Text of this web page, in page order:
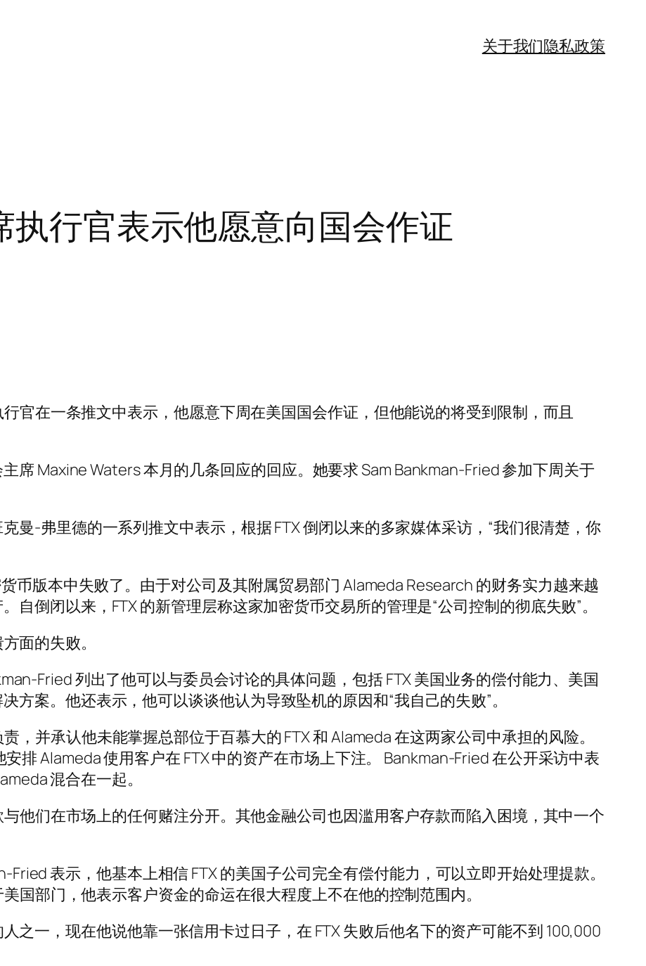
关于我们隐私政策
执行官表示他愿意向国会作证
官在一条推文中表示，他愿意下周在美国国会作证，但他能说的将受到限制，而且
席 Maxine Waters 本月的几条回应的回应。她要求 Sam Bankman-Fried 参加下周关于
曼-弗里德的一系列推文中表示，根据 FTX 倒闭以来的多家媒体采访，“我们很清楚，你
币版本中失败了。由于对公司及其附属贸易部门 Alameda Research 的财务实力越来越
自倒闭以来，FTX 的新管理层称这家加密货币交易所的管理是“公司控制的彻底失败”。
面的失败。
Fried 列出了他可以与委员会讨论的具体问题，包括 FTX 美国业务的偿付能力、美国
方案。他还表示，他可以谈谈他认为导致坠机的原因和“我自己的失败”。
，并承认他未能掌握总部位于百慕大的 FTX 和 Alameda 在这两家公司中承担的风险。
排 Alameda 使用客户在 FTX 中的资产在市场上下注。 Bankman-Fried 在公开采访中表
混合在一起。
他们在市场上的任何赌注分开。其他金融公司也因滥用客户存款而陷入困境，其中一个
表示，他基本上相信 FTX 的美国子公司完全有偿付能力，可以立即开始处理提款。
国部门，他表示客户资金的命运在很大程度上不在他的控制范围内。
之一，现在他说他靠一张信用卡过日子，在 FTX 失败后他名下的资产可能不到 100,000